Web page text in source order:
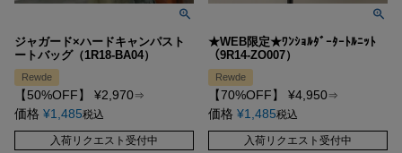
ジャガード×ハードキャンパスト
ートバッグ（1R18-BA04）
Rewde
【50%OFF】 ¥2,970⇒
価格 ¥1,485税込
入荷リクエスト受付中
★WEB限定★ﾜﾝｼｮﾙﾀﾞｰﾀｰﾄﾙﾆｯﾄ
（9R14-ZO007）
Rewde
【70%OFF】 ¥4,950⇒
価格 ¥1,485税込
入荷リクエスト受付中